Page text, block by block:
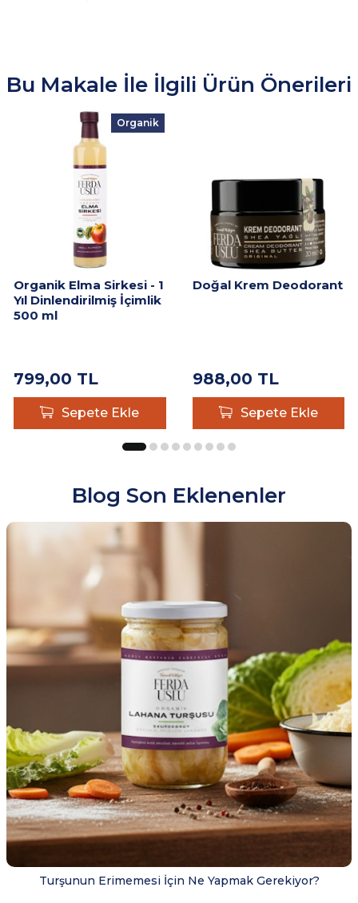
Bu Makale İle İlgili Ürün Önerileri
Organik
Organik Elma Sirkesi - 1
Yıl Dinlendirilmiş İçimlik
500 ml
799,00 TL
Sepete Ekle
Doğal Krem Deodorant
988,00 TL
Sepete Ekle
Blog Son Eklenenler
Turşunun Erimemesi İçin Ne Yapmak Gerekiyor?